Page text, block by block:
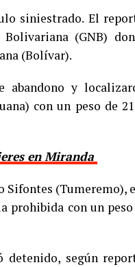
siniestrado. El
(GNB)
(Bolívar).
abandono y
con un peso de
en Miranda
Sifontes (Tumeremo),
prohibida con un
según